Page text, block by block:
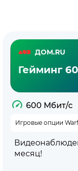
Дом.ру
ДОМ.RU
Гейминг
600 Мбит/с
Игровые опции
месяц!